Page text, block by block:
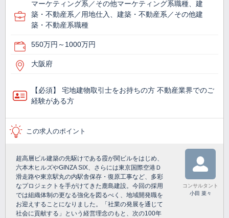
マーケティング系／その他マーケティング系職種、建
築・不動産系／用地仕入、建築・不動産系／その他建
築・不動産系職種
550万円～1000万円
大阪府
【必須】 宅地建物取引士をお持ちの方 不動産業界でのご
経験がある方
この求人のポイント
超高層ビル建築の先駆けである霞が関ビルをはじめ、
六本木ヒルズやGINZA SIX、さらには東京国際空港Ｄ
滑走路や東京駅丸の内駅舎保存・復原工事など、多彩
なプロジェクトを手がけてきた鹿島建設。今回の採用
では組織体制の更なる強化を図るべく、地域開発職を
お迎えすることになりました。「社業の発展を通じて
社会に貢献する」という経営理念のもと、次の100年
コンサルタント
小田 菜々